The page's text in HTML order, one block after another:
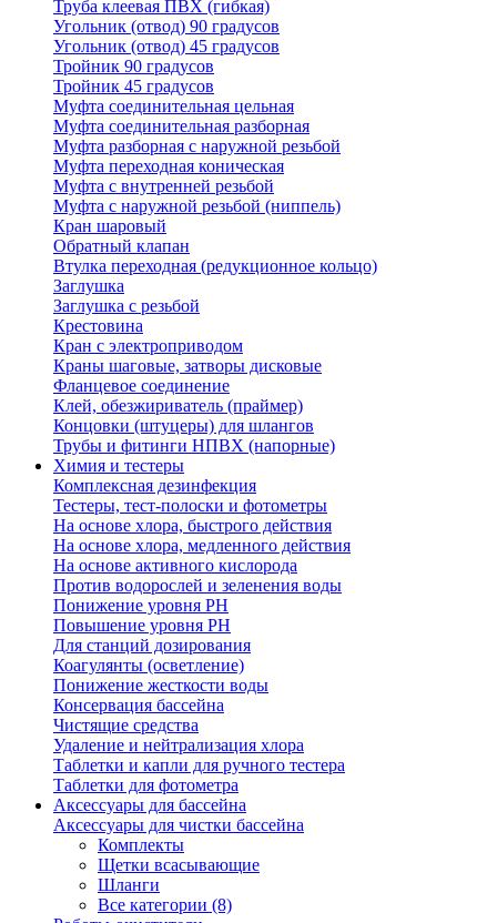
Труба клеевая ПВХ (гибкая)
Угольник (отвод) 90 градусов
Угольник (отвод) 45 градусов
Тройник 90 градусов
Тройник 45 градусов
Муфта соединительная цельная
Муфта соединительная разборная
Муфта разборная с наружной резьбой
Муфта переходная коническая
Муфта с внутренней резьбой
Муфта с наружной резьбой (ниппель)
Кран шаровый
Обратный клапан
Втулка переходная (редукционное кольцо)
Заглушка
Заглушка с резьбой
Крестовина
Кран с электроприводом
Краны шаговые, затворы дисковые
Фланцевое соединение
Клей, обезжириватель (праймер)
Концовки (штуцеры) для шлангов
Трубы и фитинги НПВХ (напорные)
Химия и тестеры
Комплексная дезинфекция
Тестеры, тест-полоски и фотометры
На основе хлора, быстрого действия
На основе хлора, медленного действия
На основе активного кислорода
Против водорослей и зеленения воды
Понижение уровня РН
Повышение уровня РН
Для станций дозирования
Коагулянты (осветление)
Понижение жесткости воды
Консервация бассейна
Чистящие средства
Удаление и нейтрализация хлора
Таблетки и капли для ручного тестера
Таблетки для фотометра
Аксессуары для бассейна
Аксессуары для чистки бассейна
Комплекты
Щетки всасывающие
Шланги
Все категории (8)